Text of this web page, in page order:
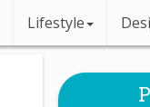
Lifestyle